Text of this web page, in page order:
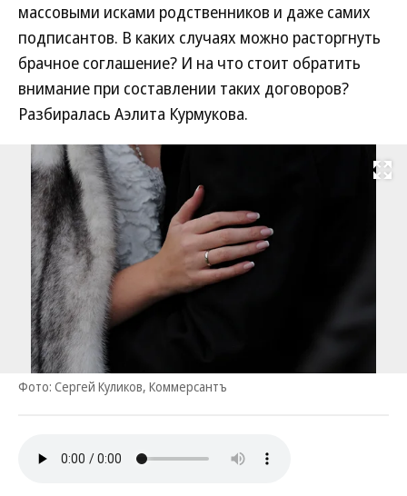
массовыми исками родственников и даже самих
подписантов. В каких случаях можно расторгнуть
брачное соглашение? И на что стоит обратить
внимание при составлении таких договоров?
Разбиралась Аэлита Курмукова.
Развернуть
Фото: Сергей Куликов, Коммерсантъ